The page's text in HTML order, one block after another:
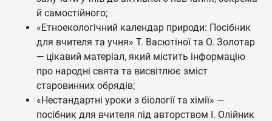
й самостійного;
«Етноекологічний календар природи: Посібник
для вчителя та учня» Т. Васютіної та О. Золотар
— цікавий матеріал, який містить інформацію
про народні свята та висвітлює зміст
старовинних обрядів;
«Нестандартні уроки з біології та хімії» —
посібник для вчителя під авторством І. Олійник